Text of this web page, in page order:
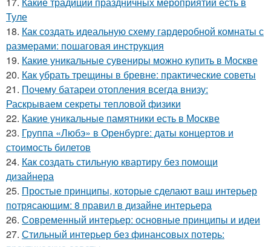
Туле
18. Как создать идеальную схему гардеробной комнаты с
размерами: пошаговая инструкция
19. Какие уникальные сувениры можно купить в Москве
20. Как убрать трещины в бревне: практические советы
21. Почему батареи отопления всегда внизу:
Раскрываем секреты тепловой физики
22. Какие уникальные памятники есть в Москве
23. Группа «Любэ» в Оренбурге: даты концертов и
стоимость билетов
24. Как создать стильную квартиру без помощи
дизайнера
25. Простые принципы, которые сделают ваш интерьер
потрясающим: 8 правил в дизайне интерьера
26. Современный интерьер: основные принципы и идеи
27. Стильный интерьер без финансовых потерь: